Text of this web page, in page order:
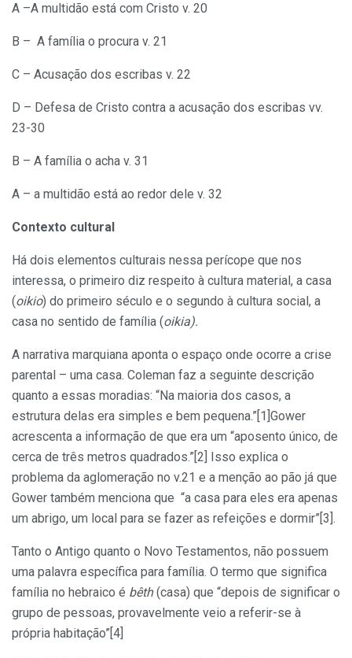
A –A multidão está com Cristo v. 20
B – A família o procura v. 21
C – Acusação dos escribas v. 22
D – Defesa de Cristo contra a acusação dos escribas vv.
23-30
B – A família o acha v. 31
A – a multidão está ao redor dele v. 32
Contexto cultural
Há dois elementos culturais nessa perícope que nos
interessa, o primeiro diz respeito à cultura material, a casa
(oikio) do primeiro século e o segundo à cultura social, a
casa no sentido de família (oikia).
A narrativa marquiana aponta o espaço onde ocorre a crise
parental – uma casa. Coleman faz a seguinte descrição
quanto a essas moradias: “Na maioria dos casos, a
estrutura delas era simples e bem pequena.”[1]Gower
acrescenta a informação de que era um “aposento único, de
cerca de três metros quadrados.”[2] Isso explica o
problema da aglomeração no v.21 e a menção ao pão já que
Gower também menciona que “a casa para eles era apenas
um abrigo, um local para se fazer as refeições e dormir”[3].
Tanto o Antigo quanto o Novo Testamentos, não possuem
uma palavra específica para família. O termo que significa
família no hebraico é bêth(casa) que “depois de significar o
grupo de pessoas, provavelmente veio a referir-se à
própria habitação”[4]